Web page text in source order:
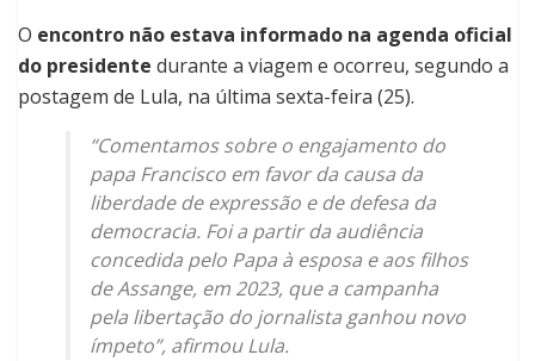
O encontro não estava informado na agenda oficial
do presidente durante a viagem e ocorreu, segundo a
postagem de Lula, na última sexta-feira (25).
“Comentamos sobre o engajamento do
papa Francisco em favor da causa da
liberdade de expressão e de defesa da
democracia. Foi a partir da audiência
concedida pelo Papa à esposa e aos filhos
de Assange, em 2023, que a campanha
pela libertação do jornalista ganhou novo
ímpeto”, afirmou Lula.